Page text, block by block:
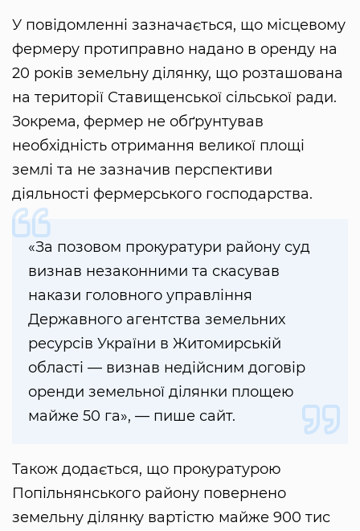
У повідомленні зазначається, що місцевому
фермеру протиправно надано в оренду на
20 років земельну ділянку, що розташована
на території Ставищенської сільської ради.
Зокрема, фермер не обґрунтував
необхідність отримання великої площі
землі та не зазначив перспективи
діяльності фермерського господарства.
«За позовом прокуратури району суд
визнав незаконними та скасував
накази головного управління
Державного агентства земельних
ресурсів України в Житомирській
області — визнав недійсним договір
оренди земельної ділянки площею
майже 50 га», — пише сайт.
Також додається, що прокуратурою
Попільнянського району повернено
земельну ділянку вартістю майже 900 тис